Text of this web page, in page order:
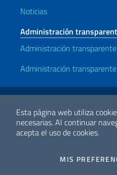
Esta página web utiliza
necesarias.Al continuar
acepta el uso de cookies.
MIS
Noticias
Administración
Administración
Administración
Enlaces útiles
Cooperación Internacional